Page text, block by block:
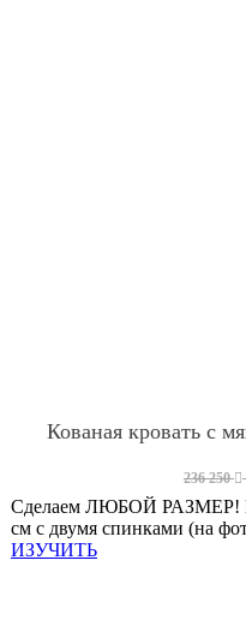
Кованая кровать с
236 250
Сделаем ЛЮБОЙ РАЗМЕР!
см с двумя спинками (на
ИЗУЧИТЬ